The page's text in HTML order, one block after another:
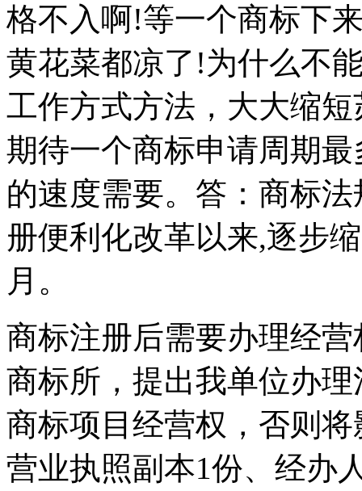
格不入啊!等一个商标下
黄花菜都凉了!为什么不
工作方式方法，大大缩
期待一个商标申请周期
的速度需要。答：商标
册便利化改革以来,逐步
月。
商标注册后需要办理经
商标所，提出我单位办
商标项目经营权，否则
营业执照副本1份、经办